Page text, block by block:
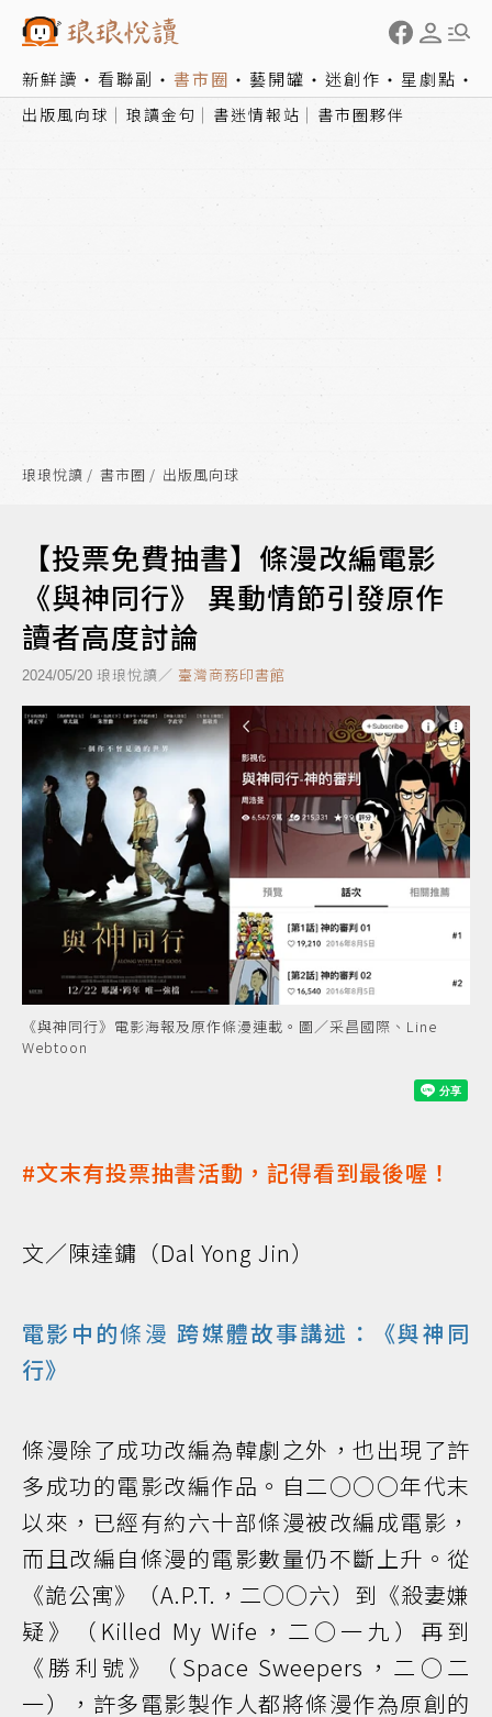
新鮮讀 看聯副 書市圈 藝開罐 迷創作 星劇點
出版風向球 琅讀金句 書迷情報站 書市圈夥伴
琅琅悅讀 書市圈 出版風向球
【投票免費抽書】條漫改編電影
《與神同行》 異動情節引發原作
讀者高度討論
2024/05/20 琅琅悅讀／ 臺灣商務印書館
《與神同行》電影海報及原作條漫連載。圖／采昌國際、Line
Webtoon
#文末有投票抽書活動，記得看到最後喔！
文／陳達鏞（Dal Yong Jin）
電影中的條漫 跨媒體故事講述：《與神同
行》
條漫除了成功改編為韓劇之外，也出現了許
多成功的電影改編作品。自二○○○年代末
以來，已經有約六十部條漫被改編成電影，
而且改編自條漫的電影數量仍不斷上升。從
《詭公寓》（A.P.T.，二○○六）到《殺妻嫌
疑》（Killed My Wife，二○一九）再到
《勝利號》（Space Sweepers，二○二
一），許多電影製作人都將條漫作為原創的